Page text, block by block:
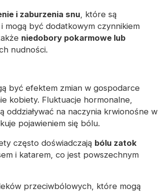
i zaburzenia snu , które są
być dodatkowym czynnikiem
niedobory pokarmowe lub
nudności.
być efektem zmian w gospodarce
kobiety. Fluktuacje hormonalne,
oddziaływać na naczynia krwionośne w
pojawieniem się bólu.
często doświadczają bólu zatok
i katarem, co jest powszechnym
przeciwbólowych, które mogą